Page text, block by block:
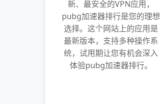
新、最安全的VPN应用，
pubg加速器排行是您的理想
选择。这个网站上的应用是
最新版本，支持多种操作系
统，试用期让您有机会深入
体验pubg加速器排行。